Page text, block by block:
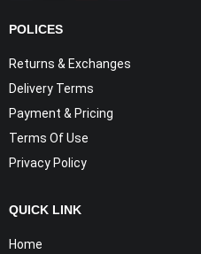
POLICES
Returns & Exchanges
Delivery Terms
Payment & Pricing
Terms Of Use
Privacy Policy
QUICK LINK
Home